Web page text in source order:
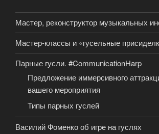
Мастер, реконструктор музыкальных
Мастер-классы и «гусельные
Парные гусли. #CommunicationHarp
Предложение иммерсивного
вашего мероприятия
Типы парных гуслей
Василий Фоменко об игре на гуслях